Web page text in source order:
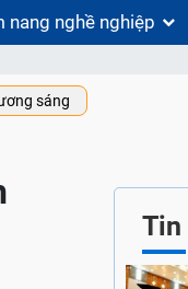
nang nghề nghiệp
sáng
Tin